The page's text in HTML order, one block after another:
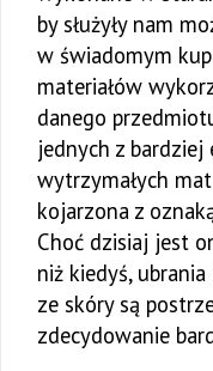
by służyły nam
w świadomym
materiałów
danego
jednych z
wytrzymałych
kojarzona z
Choć dzisiaj jest
niż kiedyś,
ze skóry są
zdecydowanie